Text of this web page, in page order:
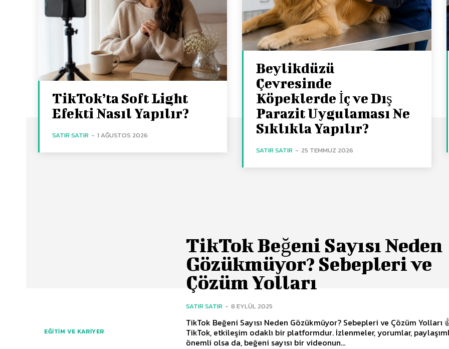
TikTok’ta Soft Light
Efekti Nasıl Yapılır?
SATIR SATIR - 1 AĞUSTOS 2026
Beylikdüzü
Çevresinde
Köpeklerde İç ve Dış
Parazit Uygulaması Ne
Sıklıkla Yapılır?
SATIR SATIR - 25 TEMMUZ 2026
EĞITIM VE KARIYER
TikTok Beğeni Sayısı Neden
Gözükmüyor? Sebepleri ve
Çözüm Yolları
SATIR SATIR - 8 EYLÜL 2025
TikTok Beğeni Sayısı Neden Gözükmüyor? Sebepleri ve Çözüm Yolları
TikTok, etkileşim odaklı bir platformdur. İzlenmeler, yorumlar,
önemli olsa da, beğeni sayısı bir videonun...